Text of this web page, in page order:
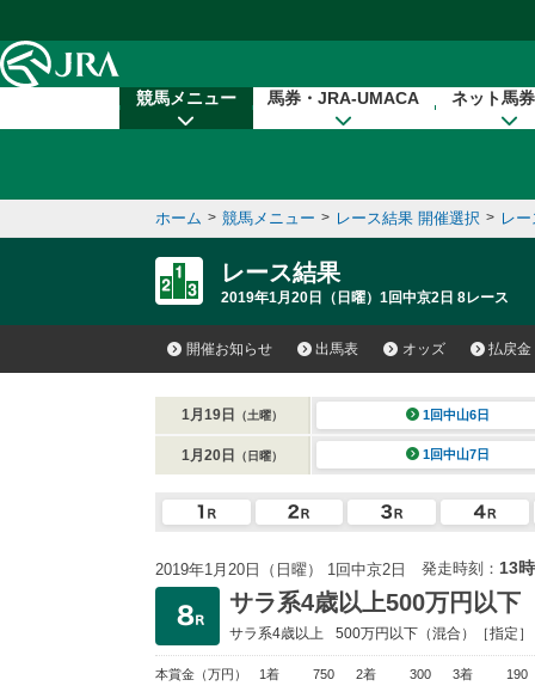
競馬メニュー 馬券・JRA-UMACA ネット馬
ホーム > 競馬メニュー > レース結果 開催選択 > レ
レース結果
2019年1月20日（日曜）1回中京2日 8レース
開催お知らせ 出馬表 オッズ 払戻金
1月19日 （土曜） 1回中山6日
1月20日 （日曜） 1回中山7日
2019年1月20日（日曜） 1回中京2日 発走時刻： 13
サラ系4歳以上500万円以下
サラ系4歳以上 500万円以下 （混合）［指定］
本賞金 （万円） 1着 750 2着 300 3着 190